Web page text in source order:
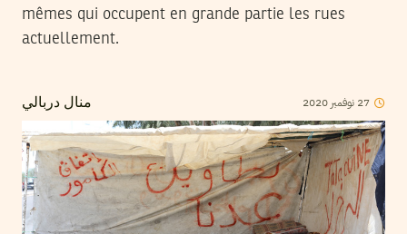
mêmes qui occupent en grande partie les rues
actuellement.
منال دربالي 27 نوفمبر 2020